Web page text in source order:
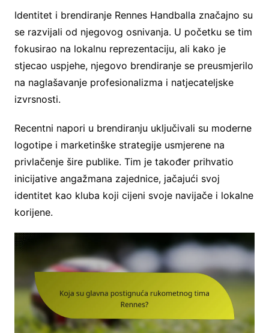
Identitet i brendiranje Rennes Handballa značajno su
se razvijali od njegovog osnivanja. U početku se tim
fokusirao na lokalnu reprezentaciju, ali kako je
stjecao uspjehe, njegovo brendiranje se preusmjerilo
na naglašavanje profesionalizma i natjecateljske
izvrsnosti.
Recentni napori u brendiranju uključivali su moderne
logotipe i marketinške strategije usmjerene na
privlačenje šire publike. Tim je također prihvatio
inicijative angažmana zajednice, jačajući svoj
identitet kao kluba koji cijeni svoje navijače i lokalne
korijene.